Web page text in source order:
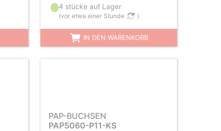
4 stücke auf Lager
(vor etwa einer Stunde )
IN DEN WARENKORB
PAP-BUCHSEN
PAP5060-P11-KS